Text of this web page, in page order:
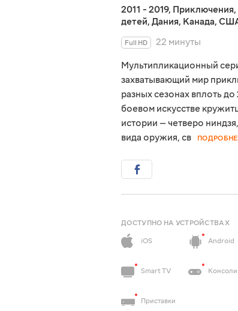
2011 - 2019, Приключения,
детей, Дания, Канада,
Full HD
22 минуты
Мультипликационный
захватывающий мир
разных сезонах вплоть
боевом искусстве
истории — четверо
вида оружия, св
ДОСТУПНО НА УСТРОЙСТВАХ
iOS
Android
Smart TV Консоли
Приставки